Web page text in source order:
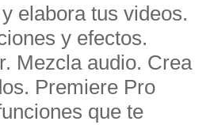
elabora tus videos.
y efectos.
Mezcla audio. Crea
Premiere Pro
que te